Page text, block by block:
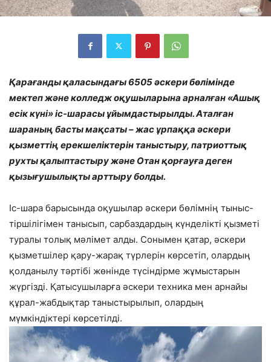
Қарағанды қаласындағы 6505 әскери бөлімінде
мектеп және колледж оқушыларына арналған «Ашық
есік күні» іс-шарасы ұйымдастырылды. Аталған
шараның басты мақсаты – жас ұрпаққа әскери
қызметтің ерекшеліктерін таныстыру, патриоттық
рухты қалыптастыру және Отан қорғауға деген
қызығушылықты арттыру болды.
Іс-шара барысында оқушылар әскери бөлімнің тыныс-
тіршілігімен танысып, сарбаздардың күнделікті қызметі
туралы толық мәлімет алды. Сонымен қатар, әскери
қызметшілер қару-жарақ түрлерін көрсетіп, олардың
қолданылу тәртібі жөнінде түсіндірме жұмыстарын
жүргізді. Қатысушыларға әскери техника мен арнайы
құрал-жабдықтар таныстырылып, олардың
мүмкіндіктері көрсетілді.